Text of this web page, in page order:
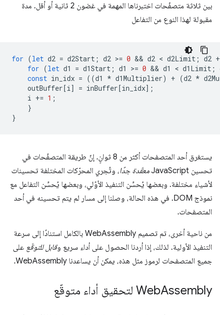
بين ثلاثة متصفّحات اختبرناها المهمة في غضون 2 ثانية أو أقل. مدة
مقبولة لهذا النوع من التفاعل
for (let d2 = d2Start ; d2 >= 0 && d2 < d2Limit ; d2
for (let d1 = d1Start ; d1 >= 0 && d1 < d1Limit ;
const in_idx = ((d1 * d1Multiplier) + (d2 *
outBuffer[i] = inBuffer[in_idx];
i += 1 ;
}
}
يستغرق أحد المتصفحات أكثر من 8 ثوانٍ. إنّ طريقة المتصفّحات في
تحسين JavaScript
معقّدة جدًا، وتُجري المحرّكات المختلفة تحسينات
لأشياء مختلفة. وبعضها يُحسِّن التنفيذ الأوّلي، وبعضها يُحسِّن التفاعل مع
نموذج DOM. في هذه الحالة، وصلنا إلى مسار لم يتم تحسينه في أحد
المتصفحات.
من ناحية أخرى، تم تصميم WebAssembly بالكامل استنادًا إلى سرعة
التنفيذ الأولية. لذلك، إذا أردنا الحصول على أداء سريع وقابل للتوقّع على
جميع المتصفحات لرموز مثل هذه، يمكن أن يساعدنا WebAssembly.
WebAssembly لتحقيق أداء متوقّع